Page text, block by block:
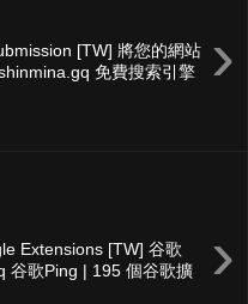
›
[TW] 將您的網站
免費搜索引擎
›
Extensions [TW] 谷歌
谷歌Ping | 195 個谷歌擴